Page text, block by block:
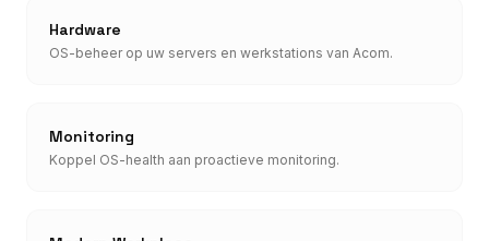
Hardware
OS-beheer op uw servers en werkstations van Acom.
Monitoring
Koppel OS-health aan proactieve monitoring.